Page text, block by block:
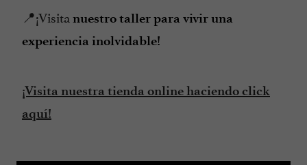
📍¡Visita nuestro taller para vivir una
experiencia inolvidable!
¡Visita nuestra tienda online haciendo click
aquí!